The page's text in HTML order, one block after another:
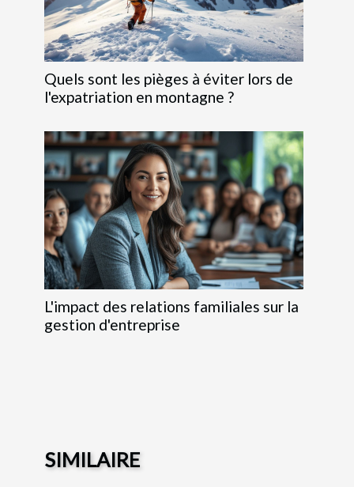
Quels sont les pièges à éviter lors de
l'expatriation en montagne ?
L'impact des relations familiales sur la
gestion d'entreprise
SIMILAIRE